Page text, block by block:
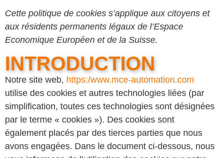
Cette politique de cookies s’applique aux citoyens et
aux résidents permanents légaux de l’Espace
Economique Européen et de la Suisse.
INTRODUCTION
Notre site web, https:/www.mce-automation.com
utilise des cookies et autres technologies liées (par
simplification, toutes ces technologies sont désignées
par le terme « cookies »). Des cookies sont
également placés par des tierces parties que nous
avons engagées. Dans le document ci-dessous, nous